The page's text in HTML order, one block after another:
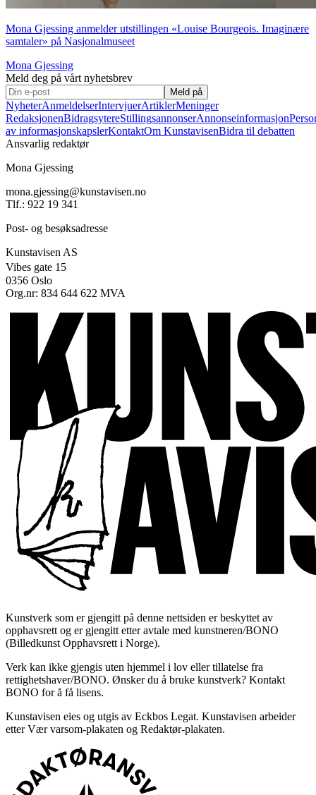
Mona Gjessing anmelder utstillingen «Louise Bourgeois. Imaginære
samtaler» på Nasjonalmuseet
Mona Gjessing
Meld deg på vårt nyhetsbrev
Meld på
NyheterAnmeldelserIntervjuerArtiklerMeninger
RedaksjonenBidragsytereStillingsannonserAnnonseinformasjon
av informasjonskapslerKontaktOm KunstavisenBidra til debatten
Ansvarlig redaktør
Mona Gjessing
mona.gjessing@kunstavisen.no
Tlf.: 922 19 341
Post- og besøksadresse
Kunstavisen AS
Vibes gate 15
0356 Oslo
Org.nr: 834 644 622 MVA
Kunstverk som er gjengitt på denne nettsiden er beskyttet av
opphavsrett og er gjengitt etter avtale med kunstneren/BONO
(Billedkunst Opphavsrett i Norge).
Verk kan ikke gjengis uten hjemmel i lov eller tillatelse fra
rettighetshaver/BONO. Ønsker du å bruke kunstverk? Kontakt
BONO for å få lisens.
Kunstavisen eies og utgis av Eckbos Legat. Kunstavisen arbeider
etter Vær varsom-plakaten og Redaktør-plakaten.